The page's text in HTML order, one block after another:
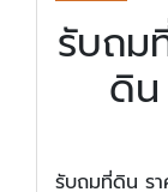
รับถม
ดิน
รับถมที่ดิน ร